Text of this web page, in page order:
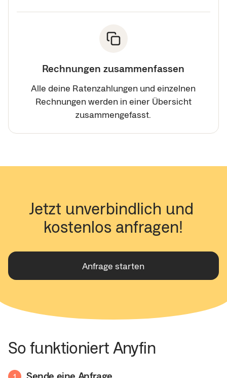
Rechnungen zusammenfassen
Alle deine Ratenzahlungen und einzelnen
Rechnungen werden in einer Übersicht
zusammengefasst.
Jetzt unverbindlich und
kostenlos anfragen!
Anfrage starten
So funktioniert Anyfin
Sende eine Anfrage